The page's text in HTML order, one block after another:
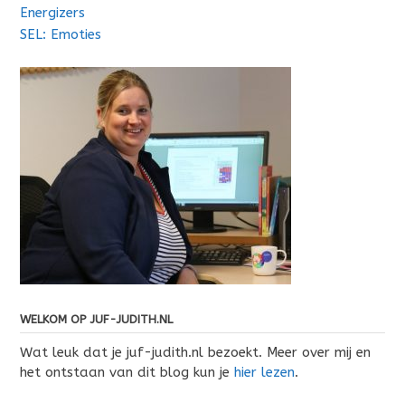
Energizers
SEL: Emoties
WELKOM OP JUF-JUDITH.NL
Wat leuk dat je juf-judith.nl bezoekt. Meer over mij en
het ontstaan van dit blog kun je hier lezen.